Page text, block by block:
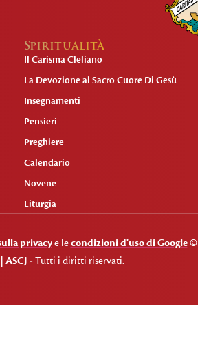
Spiritualità
Il Carisma Cleliano
La Devozione al Sacro Cuore Di Gesù
Insegnamenti
Pensieri
Preghiere
Calendario
Novene
Liturgia
privacye lecondizioni d'uso di Google©
ASCJ - Tutti i diritti riservati.